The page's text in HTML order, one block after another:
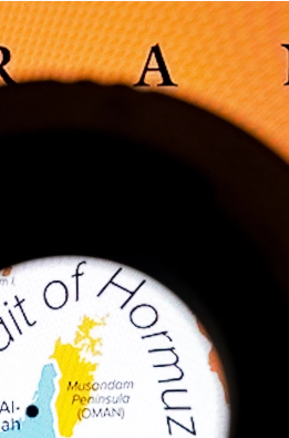
法院聲請遭駁 理由曝光
一度塞車 周六起展出延長至晚
今重開羈押庭